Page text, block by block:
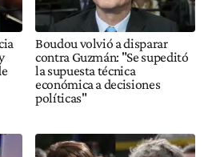
Boudou volvió a disparar
contra Guzmán: "Se supeditó
la supuesta técnica
económica a decisiones
políticas"